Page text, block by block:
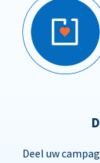
Deel uw